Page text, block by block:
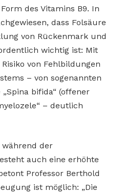
des Vitamins B9. In
dass Folsäure
von Rückenmark und
wichtig ist: Mit
von Fehlbildungen
– von sogenannten
bifida“ (offener
– deutlich
während der
auch eine erhöhte
Professor Berthold
ist möglich: „Die